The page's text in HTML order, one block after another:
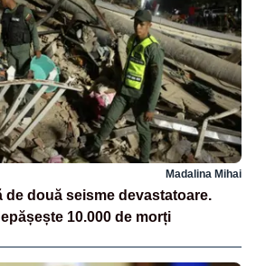
Madalina Mihai
de două seisme devastatoare.
10.000 de morți